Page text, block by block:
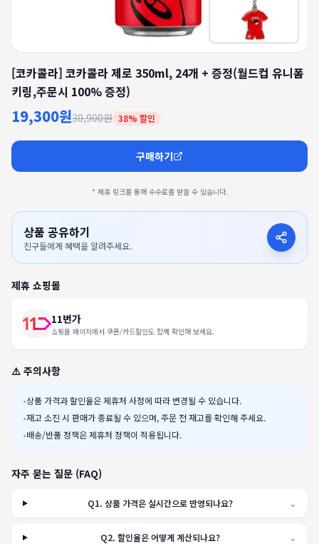
[코카콜라] 코카콜라 제로 350ml, 24개 + 증정(월드컵 유니폼
키링,주문시 100% 증정)
19,300원30,900원 38% 할인
구매하기
* 제휴 링크를 통해 수수료를 받을 수 있습니다.
상품 공유하기
친구들에게 혜택을 알려주세요.
제휴 쇼핑몰
11번가
쇼핑몰 페이지에서 쿠폰/카드할인도 함께 확인해 보세요.
⚠️ 주의사항
•상품 가격과 할인율은 제휴처 사정에 따라 변경될 수 있습니다.
•재고 소진 시 판매가 종료될 수 있으며, 주문 전 재고를 확인해 주세요.
•배송/반품 정책은 제휴처 정책이 적용됩니다.
자주 묻는 질문 (FAQ)
Q1.상품 가격은 실시간으로 반영되나요? ⌄
Q2.할인율은 어떻게 계산되나요? ⌄